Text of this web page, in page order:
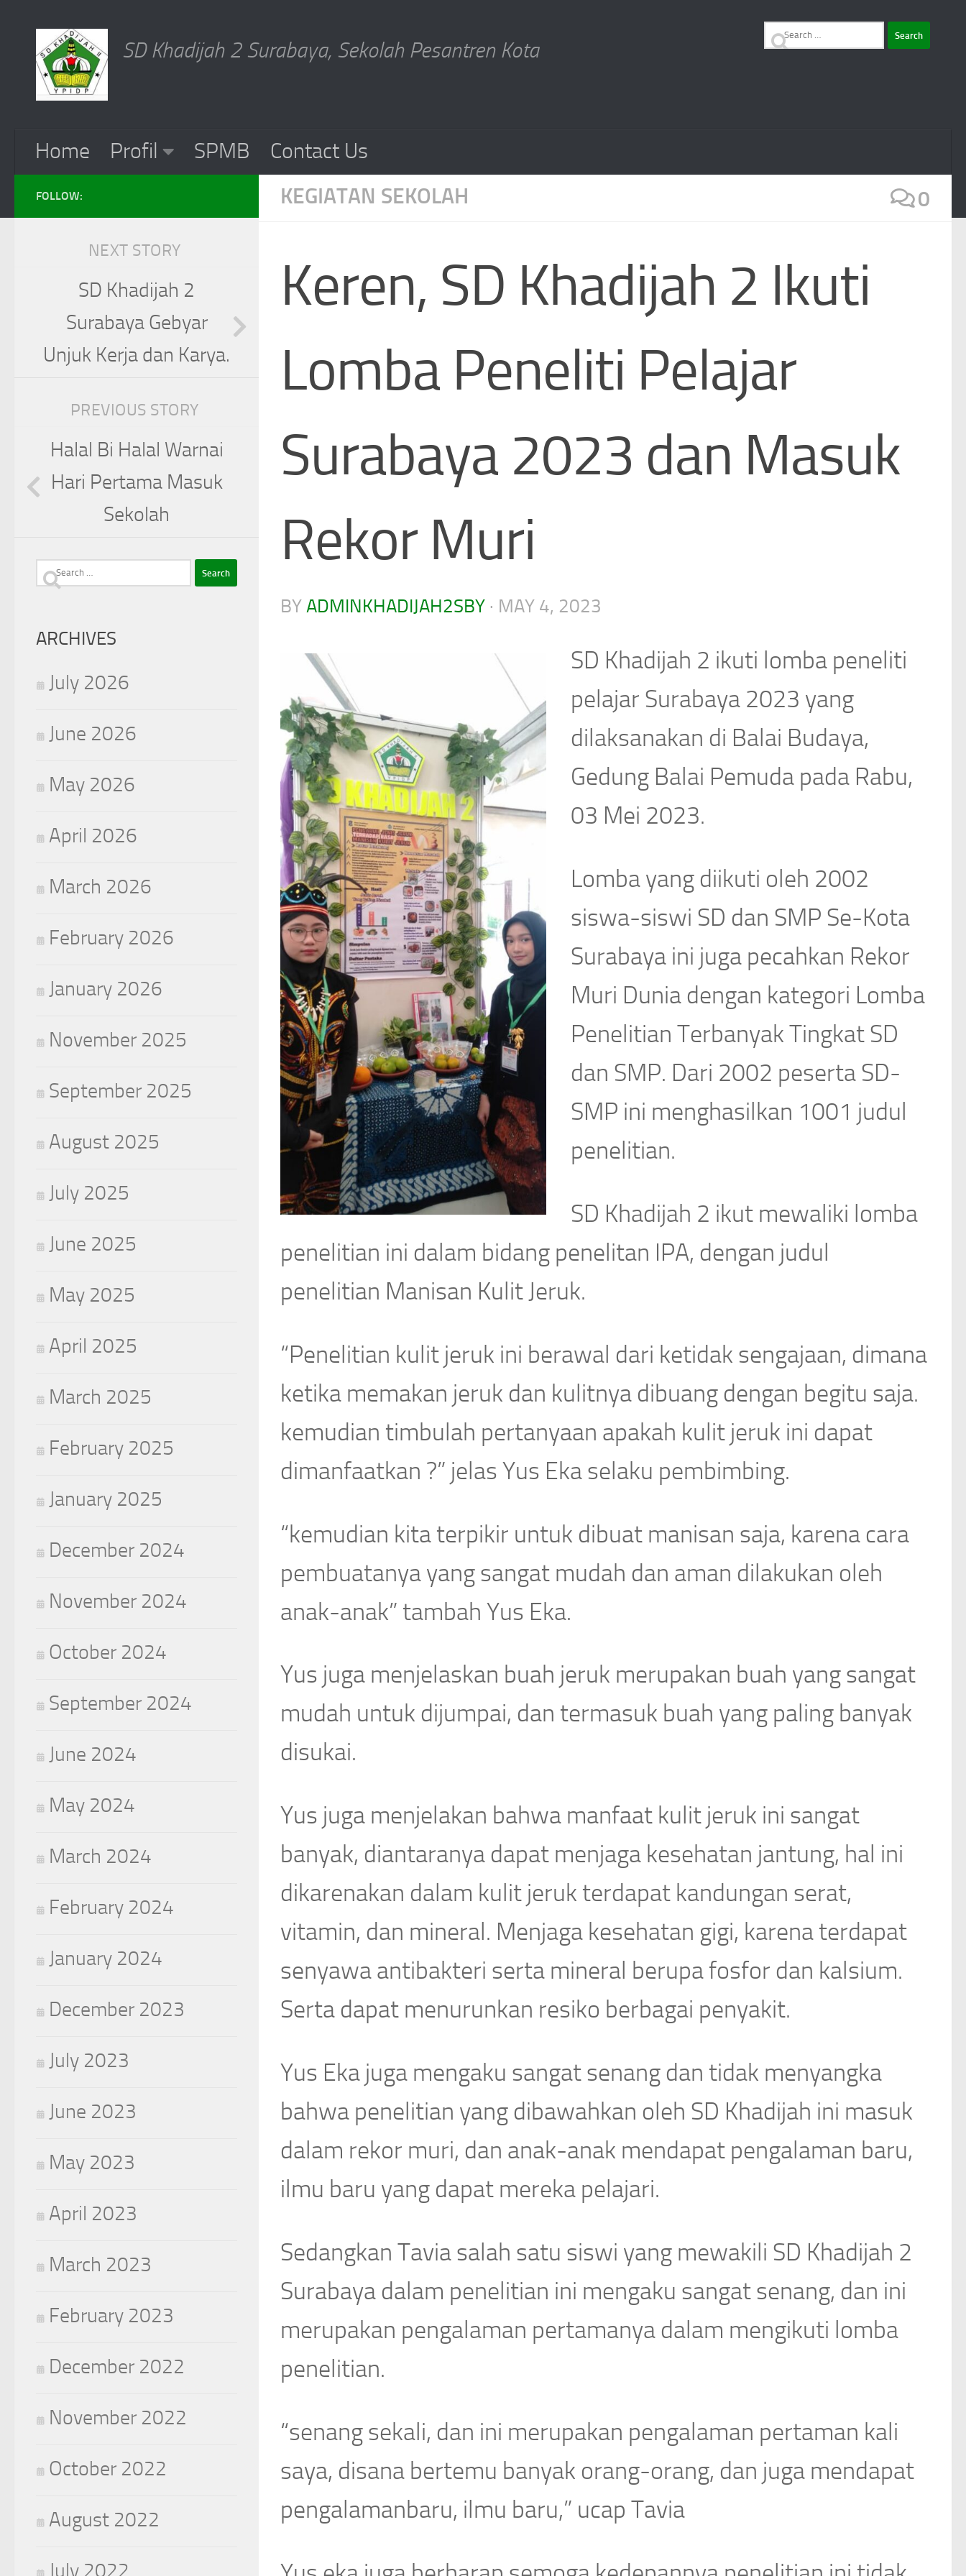
Skip to content
SD Khadijah 2 Surabaya, Sekolah Pesantren Kota
Search
Home Profil SPMB
Contact Us
KEGIATAN SEKOLAH
0
Keren, SD Khadijah 2 Ikuti
Lomba Peneliti Pelajar
Surabaya 2023 dan Masuk
Rekor Muri
BYADMINKHADIJAH2SBY · MAY 4, 2023
SD Khadijah 2 ikuti lomba peneliti
pelajar Surabaya 2023 yang
dilaksanakan di Balai Budaya,
Gedung Balai Pemuda pada Rabu,
03 Mei 2023.
Lomba yang diikuti oleh 2002
siswa-siswi SD dan SMP Se-Kota
Surabaya ini juga pecahkan Rekor
Muri Dunia dengan kategori Lomba
Penelitian Terbanyak Tingkat SD
dan SMP. Dari 2002 peserta SD-
SMP ini menghasilkan 1001 judul
penelitian.
SD Khadijah 2 ikut mewaliki lomba
penelitian ini dalam bidang penelitan IPA, dengan judul
penelitian Manisan Kulit Jeruk.
“Penelitian kulit jeruk ini berawal dari ketidak sengajaan, dimana
ketika memakan jeruk dan kulitnya dibuang dengan begitu saja.
kemudian timbulah pertanyaan apakah kulit jeruk ini dapat
dimanfaatkan ?” jelas Yus Eka selaku pembimbing.
“kemudian kita terpikir untuk dibuat manisan saja, karena cara
pembuatanya yang sangat mudah dan aman dilakukan oleh
anak-anak” tambah Yus Eka.
Yus juga menjelaskan buah jeruk merupakan buah yang sangat
mudah untuk dijumpai, dan termasuk buah yang paling banyak
disukai.
Yus juga menjelakan bahwa manfaat kulit jeruk ini sangat
banyak, diantaranya dapat menjaga kesehatan jantung, hal ini
dikarenakan dalam kulit jeruk terdapat kandungan serat,
vitamin, dan mineral. Menjaga kesehatan gigi, karena terdapat
senyawa antibakteri serta mineral berupa fosfor dan kalsium.
Serta dapat menurunkan resiko berbagai penyakit.
Yus Eka juga mengaku sangat senang dan tidak menyangka
bahwa penelitian yang dibawahkan oleh SD Khadijah ini masuk
dalam rekor muri, dan anak-anak mendapat pengalaman baru,
ilmu baru yang dapat mereka pelajari.
Sedangkan Tavia salah satu siswi yang mewakili SD Khadijah 2
Surabaya dalam penelitian ini mengaku sangat senang, dan ini
merupakan pengalaman pertamanya dalam mengikuti lomba
penelitian.
“senang sekali, dan ini merupakan pengalaman pertaman kali
saya, disana bertemu banyak orang-orang, dan juga mendapat
pengalamanbaru, ilmu baru,” ucap Tavia
FOLLOW:
NEXT STORY
SD Khadijah 2
Surabaya Gebyar
Unjuk Kerja dan Karya.
PREVIOUS STORY
Halal Bi Halal Warnai
Hari Pertama Masuk
Sekolah
Search
ARCHIVES
July 2026
June 2026
May 2026
April 2026
March 2026
February 2026
January 2026
November 2025
September 2025
August 2025
July 2025
June 2025
May 2025
April 2025
March 2025
February 2025
January 2025
December 2024
November 2024
October 2024
September 2024
June 2024
May 2024
March 2024
February 2024
January 2024
December 2023
July 2023
June 2023
May 2023
April 2023
March 2023
February 2023
December 2022
November 2022
October 2022
August 2022
July 2022